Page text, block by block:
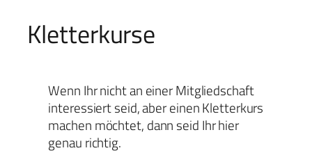
Kletterkurse
Wenn Ihr nicht an einer Mitgliedschaft
interessiert seid, aber einen Kletterkurs
machen möchtet, dann seid Ihr hier
genau richtig.